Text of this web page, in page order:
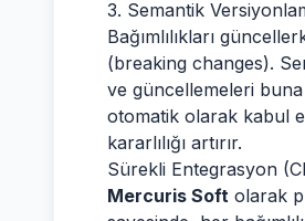
3. Semantik
Bağımlılıkları
(breaking changes).
ve güncellemeleri
otomatik olarak kabul
kararlılığı artırır.
Sürekli Entegrasyon
Mercuris Soft olarak